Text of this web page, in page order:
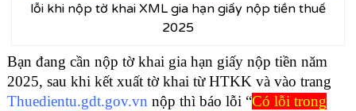
lỗi khi nộp tờ khai XML gia hạn giấy nộp tiền thuế
2025
Bạn đang cần nộp tờ khai gia hạn giấy nộp tiền năm
2025, sau khi kết xuất tờ khai từ HTKK và vào trang
Thuedientu.gdt.gov.vn nộp thì báo lỗi “Có lỗi trong